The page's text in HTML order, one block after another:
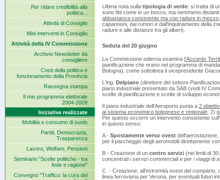
Per ridare credibilità alla
politica...
Attività di Consiglio
Miei interventi in Consiglio
Attività della IV Commissione
Archivio Newsletter da
consigliere
Costi della politica e
funzionamento della Provincia
Rassegna stampa
Il mio programma elettorale
2004-2009
Iniziative realizzate
Mobilità e consumo di suolo
Partiti, Democrazia,
Trasparenza
Lavoro, Welfare, Pensioni
Seminario "Scelte politiche - tra
fede e ragione"
Convegno "Traffico: la cura del
Ultima nota sulla tipologia di verde: si tratta di
sono fitti come in un bosco, ma nemmeno
abbastanza consistente ma con radure in mezzo
capannoni, dai rumori e dall'inquinamento della
radure e alle distanze tra gli alberi).
Seduta del 20 giugno
La Commissione odierna esamina l'Accordo
pianificazione che erano nel programma di
Bologna), come sottolinea il vicepresidente
L'ing. Delpiano (direttore del settore
piano industriale presentato da SAB (vedi IV
scelte di pianificazione e scelte di sviluppo
Il piano industriale dell'Aeroporto punta a 2
al sistema economico bolognese e regionale; 2)
Per questo occorre un intervento consistente
in questo senso:
A - Spostamente verso ovest
per il parcheggio degli aeromobili direttamente
B - Creazione di un centro servizi (nei limiti di
concentrati i servizi commerciali e per i viaggi di
C - Creazione, all'estremità ovest del comparto,
linea ferroviaria per Verona, per eventuali futuri